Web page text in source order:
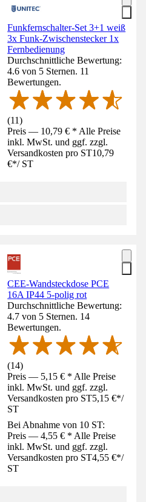
Funkfernschalter-Set 3+1 weiß
3x Funk-Zwischenstecker 1x
Fernbedienung
Durchschnittliche Bewertung:
4.6 von 5 Sternen. 11
Bewertungen.
(11)
Preis — 10,79 € * Alle Preise
inkl. MwSt. und ggf. zzgl.
Versandkosten pro ST10,79
€*/ ST
CEE-Wandsteckdose PCE
16A IP44 5-polig rot
Durchschnittliche Bewertung:
4.7 von 5 Sternen. 14
Bewertungen.
(14)
Preis — 5,15 € * Alle Preise
inkl. MwSt. und ggf. zzgl.
Versandkosten pro ST5,15 €*/
ST
Bei Abnahme von 10 ST:
Preis — 4,55 € * Alle Preise
inkl. MwSt. und ggf. zzgl.
Versandkosten pro ST4,55 €*/
ST